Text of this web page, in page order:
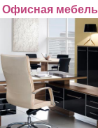
Офисная мебель